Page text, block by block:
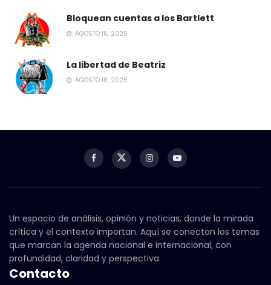
Bloquean cuentas a los Bartlett
AGOSTO 16, 2025
La libertad de Beatriz
AGOSTO 18, 2025
Un espacio de análisis, opinión y noticias, donde la mirada
crítica y el contexto importan. Aquí se conectan los temas
que marcan la agenda nacional e internacional, con
profundidad, claridad y perspectiva.
Contacto